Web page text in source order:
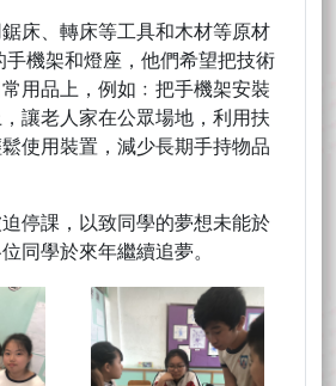
床、轉床等工具和木材等原材
手機架和燈座，他們希望把技術
用品上，例如﹕把手機架安裝
讓老人家在公眾場地，利用扶
使用裝置，減少長期手持物品
停課，以致同學的夢想未能於
同學於來年繼續追夢。